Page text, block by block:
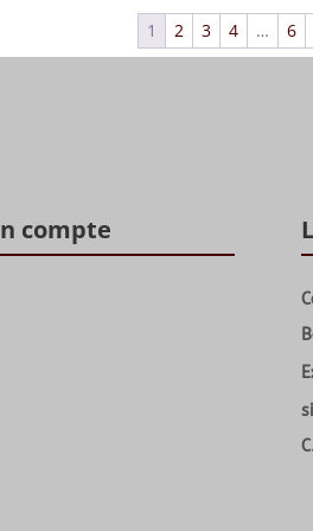
1 2 3 4 … 6
compte